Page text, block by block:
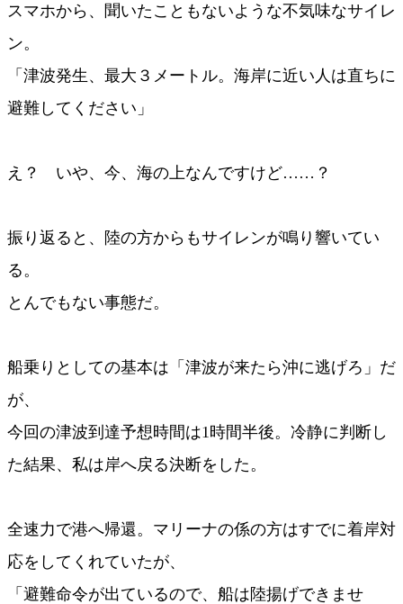
スマホから、聞いたこともないような不気味なサイレ
ン。
「津波発生、最大３メートル。海岸に近い人は直ちに
避難してください」
え？ いや、今、海の上なんですけど……？
振り返ると、陸の方からもサイレンが鳴り響いてい
る。
とんでもない事態だ。
船乗りとしての基本は「津波が来たら沖に逃げろ」だ
が、
今回の津波到達予想時間は1時間半後。冷静に判断し
た結果、私は岸へ戻る決断をした。
全速力で港へ帰還。マリーナの係の方はすでに着岸対
応をしてくれていたが、
「避難命令が出ているので、船は陸揚げできませ